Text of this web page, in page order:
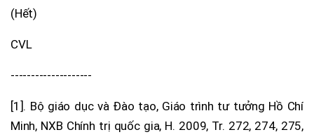
(Hết)
CVL
--------------------
[1]. Bộ giáo dục và Đào tạo, Giáo trình tư tưởng Hồ Chí
Minh, NXB Chính trị quốc gia, H. 2009, Tr. 272, 274, 275,